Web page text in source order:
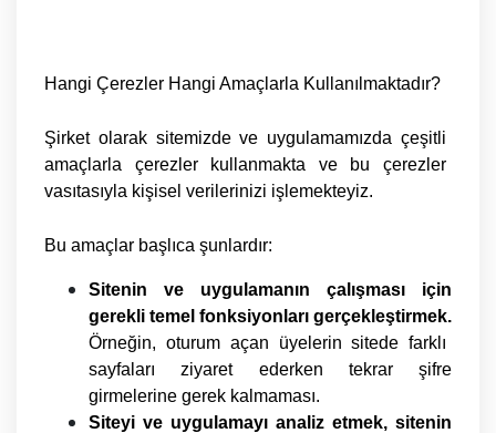
Hangi Çerezler Hangi Amaçlarla Kullanılmaktadır?
Şirket olarak sitemizde ve uygulamamızda çeşitli
amaçlarla çerezler kullanmakta ve bu çerezler
vasıtasıyla kişisel verilerinizi işlemekteyiz.
Bu amaçlar başlıca şunlardır:
Sitenin ve uygulamanın çalışması için
gerekli temel fonksiyonları gerçekleştirmek.
Örneğin, oturum açan üyelerin sitede farklı
sayfaları ziyaret ederken tekrar şifre
girmelerine gerek kalmaması.
Siteyi ve uygulamayı analiz etmek, sitenin